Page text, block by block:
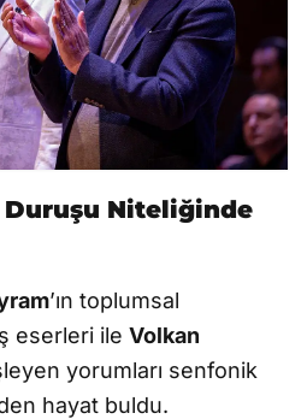
Duruşu Niteliğinde
’ın toplumsal
eserleri ile Volkan
yorumları senfonik
hayat buldu.